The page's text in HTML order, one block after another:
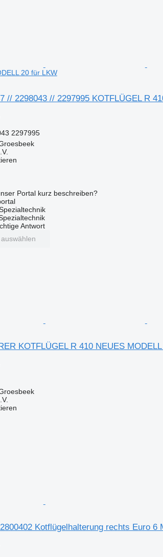
20 für LKW
// 2298043 // 2297995 KOTFLÜGEL R
2297995
Portal kurz beschreiben?
Antwort
KOTFLÜGEL R 410 NEUES
Kotflügelhalterung rechts Euro 6